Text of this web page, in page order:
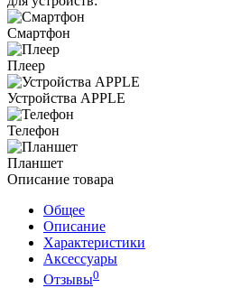
Смартфон
Плеер
Устройства APPLE
Телефон
Планшет
Описание товара
Общее
Описание
Характеристики
Аксессуары
Отзывы0